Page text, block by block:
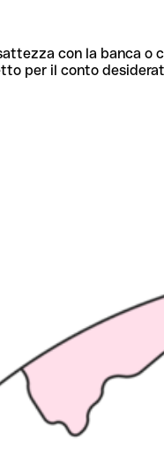
con la banca o
per il conto